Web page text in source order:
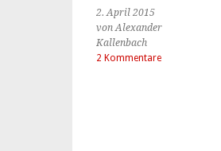
2. April 2015
von Alexander
Kallenbach
2 Kommentare